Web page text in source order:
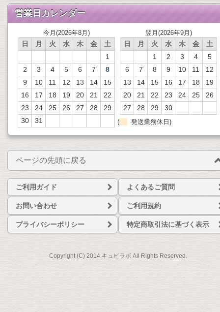
営業日カレンダー
今月(2026年8月)
日 月 火 水 木 金
土
1
2
3 4 5 6 7
8
9
10 11 12 13 14
15
16
17 18 19 20 21
22
23
24 25 26 27 28
29
30
31
翌月(2026年9月)
日 月 火 水 木 金
土
1
2 3 4
5
6
7 8 9 10 11
12
13
14 15 16 17 18
19
20
21 22 23 24 25
26
27
28 29 30
( 発送業務休日)
ページの先頭に戻る
ご利用ガイド よくあるご質問
お問い合わせ ご利用規約
プライバシーポリシー 特定商取引法に基づく表示
Copyright (C) 2014 キュピラボ All Rights Reserved.